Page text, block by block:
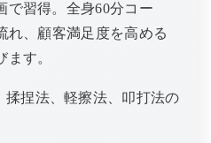
で習得。全身60分コー
れ、顧客満足度を高める
す。
揉捏法、軽擦法、叩打法の